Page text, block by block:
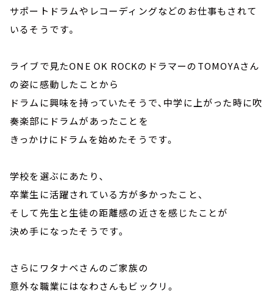
サポートドラムやレコーディングなどのお仕事もされて
いるそうです。
ライブで見たONE OK ROCKのドラマーのTOMOYAさん
の姿に感動したことから
ドラムに興味を持っていたそうで、中学に上がった時に吹
奏楽部にドラムがあったことを
きっかけにドラムを始めたそうです。
学校を選ぶにあたり、
卒業生に活躍されている方が多かったこと、
そして先生と生徒の距離感の近さを感じたことが
決め手になったそうです。
さらにワタナベさんのご家族の
意外な職業にはなわさんもビックリ。